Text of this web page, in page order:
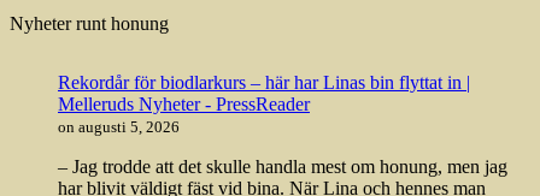
Nyheter runt honung
Rekordår för biodlarkurs – här har Linas bin flyttat in |
Melleruds Nyheter - PressReader
on augusti 5, 2026
– Jag trodde att det skulle handla mest om honung, men jag
har blivit väldigt fäst vid bina. När Lina och hennes man